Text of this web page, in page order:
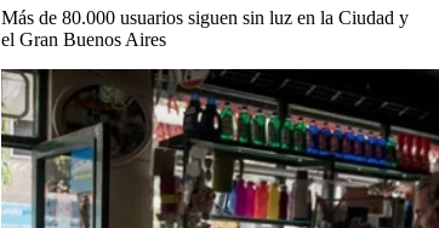
Más de 80.000 usuarios siguen sin luz en la Ciudad y
el Gran Buenos Aires